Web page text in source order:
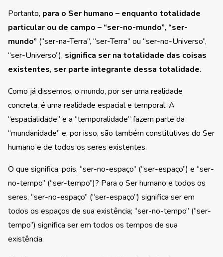
Portanto, para o Ser humano – enquanto totalidade
particular ou de campo – “ser-no-mundo”, “ser-
mundo” (“ser-na-Terra”, “ser-Terra” ou “ser-no-Universo”,
“ser-Universo”), significa ser na totalidade das coisas
existentes, ser parte integrante dessa totalidade.
Como já dissemos, o mundo, por ser uma realidade
concreta, é uma realidade espacial e temporal. A
“espacialidade” e a “temporalidade” fazem parte da
“mundanidade” e, por isso, são também constitutivas do Ser
humano e de todos os seres existentes.
O que significa, pois, “ser-no-espaço” (“ser-espaço”) e “ser-
no-tempo” (“ser-tempo”)? Para o Ser humano e todos os
seres, “ser-no-espaço” (“ser-espaço”) significa ser em
todos os espaços de sua existência; “ser-no-tempo” (“ser-
tempo”) significa ser em todos os tempos de sua
existência.